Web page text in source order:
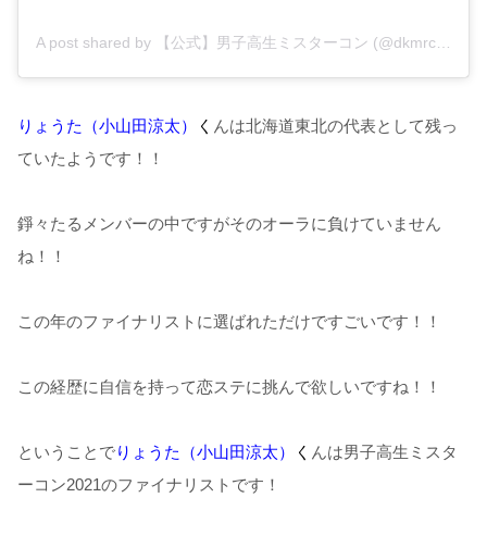
りょうた（小山田涼太） く んは北海道東北の代表として残っ
ていたようです！！
錚々たるメンバーの中ですがそのオーラに負けていません
ね！！
この年のファイナリストに選ばれただけですごいです！！
この経歴に自信を持って恋ステに挑んで欲しいですね！！
ということでりょうた（小山田涼太） く んは男子高生ミスタ
ーコン2021のファイナリストです！